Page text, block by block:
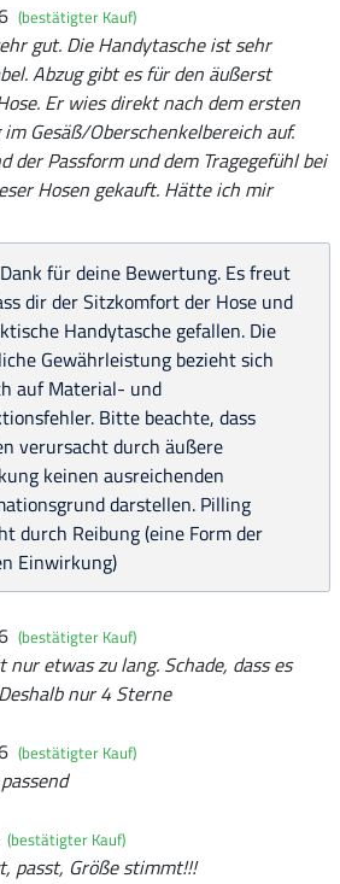
(bestätigter Kauf)
gut. Die Handytasche ist sehr
Abzug gibt es für den äußerst
Er wies direkt nach dem ersten
Gesäß/Oberschenkelbereich auf.
der Passform und dem Tragegefühl bei
Hosen gekauft. Hätte ich mir
für deine Bewertung. Es freut
dir der Sitzkomfort der Hose und
Handytasche gefallen. Die
Gewährleistung bezieht sich
auf Material- und
Bitte beachte, dass
verursacht durch äußere
keinen ausreichenden
darstellen. Pilling
durch Reibung (eine Form der
Einwirkung)
(bestätigter Kauf)
nur etwas zu lang. Schade, dass es
nur 4 Sterne
(bestätigter Kauf)
(bestätigter Kauf)
passt, Größe stimmt!!!